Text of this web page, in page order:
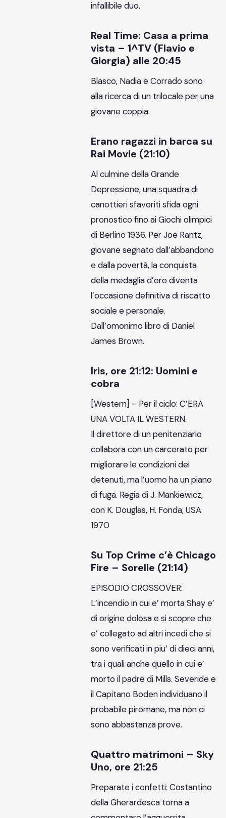
infallibile duo.
Real Time: Casa a prima
vista – 1^TV (Flavio e
Giorgia) alle 20:45
Blasco, Nadia e Corrado sono
alla ricerca di un trilocale per una
giovane coppia.
Erano ragazzi in barca su
Rai Movie (21:10)
Al culmine della Grande
Depressione, una squadra di
canottieri sfavoriti sfida ogni
pronostico fino ai Giochi olimpici
di Berlino 1936. Per Joe Rantz,
giovane segnato dall’abbandono
e dalla povertà, la conquista
della medaglia d’oro diventa
l’occasione definitiva di riscatto
sociale e personale.
Dall’omonimo libro di Daniel
James Brown.
Iris, ore 21:12: Uomini e
cobra
[Western] – Per il ciclo: C’ERA
UNA VOLTA IL WESTERN.
Il direttore di un penitenziario
collabora con un carcerato per
migliorare le condizioni dei
detenuti, ma l’uomo ha un piano
di fuga. Regia di J. Mankiewicz,
con K. Douglas, H. Fonda; USA
1970
Su Top Crime c’è Chicago
Fire – Sorelle (21:14)
EPISODIO CROSSOVER:
L’incendio in cui e’ morta Shay e’
di origine dolosa e si scopre che
e’ collegato ad altri incedi che si
sono verificati in piu’ di dieci anni,
tra i quali anche quello in cui e’
morto il padre di Mills. Severide e
il Capitano Boden individuano il
probabile piromane, ma non ci
sono abbastanza prove.
Quattro matrimoni – Sky
Uno, ore 21:25
Preparate i confetti: Costantino
della Gherardesca torna a